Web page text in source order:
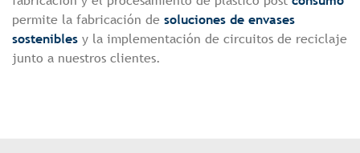
permite la fabricación de soluciones de envases
sostenibles y la implementación de circuitos de reciclaje
junto a nuestros clientes.